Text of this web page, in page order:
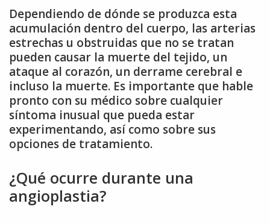
Dependiendo de dónde se produzca esta
acumulación dentro del cuerpo, las arterias
estrechas u obstruidas que no se tratan
pueden causar la muerte del tejido, un
ataque al corazón, un derrame cerebral e
incluso la muerte. Es importante que hable
pronto con su médico sobre cualquier
síntoma inusual que pueda estar
experimentando, así como sobre sus
opciones de tratamiento.
¿Qué ocurre durante una
angioplastia?